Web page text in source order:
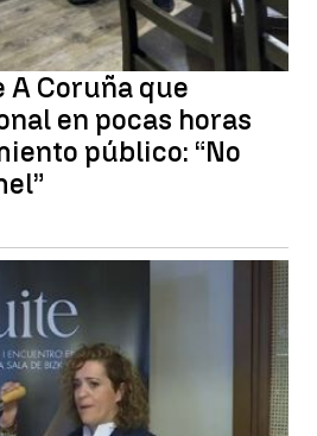
A Coruña que
en pocas horas
público: “No